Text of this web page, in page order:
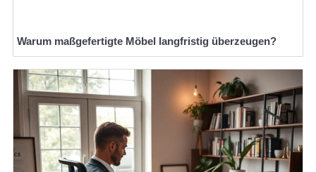
Warum maßgefertigte Möbel langfristig überzeugen?